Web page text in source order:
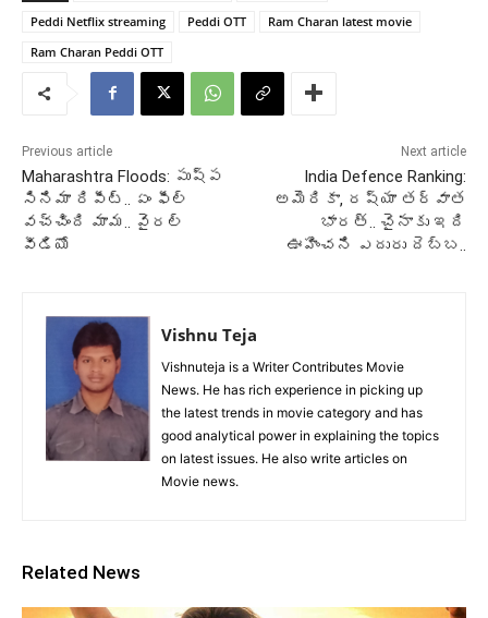
Peddi Netflix streaming
Peddi OTT
Ram Charan latest movie
Ram Charan Peddi OTT
Previous article
Maharashtra Floods: పుష్ప
సినిమా రిపీట్.. ఏం ఫీల్
వచ్చింది మామ.. వైరల్
వీడియో
Next article
India Defence Ranking:
అమెరికా, రష్యా తర్వాత
భారత్.. చైనాకు ఇది
ఊహించని ఎదురు దెబ్బ..
Vishnu Teja
Vishnuteja is a Writer Contributes Movie
News. He has rich experience in picking up
the latest trends in movie category and has
good analytical power in explaining the topics
on latest issues. He also write articles on
Movie news.
Related News